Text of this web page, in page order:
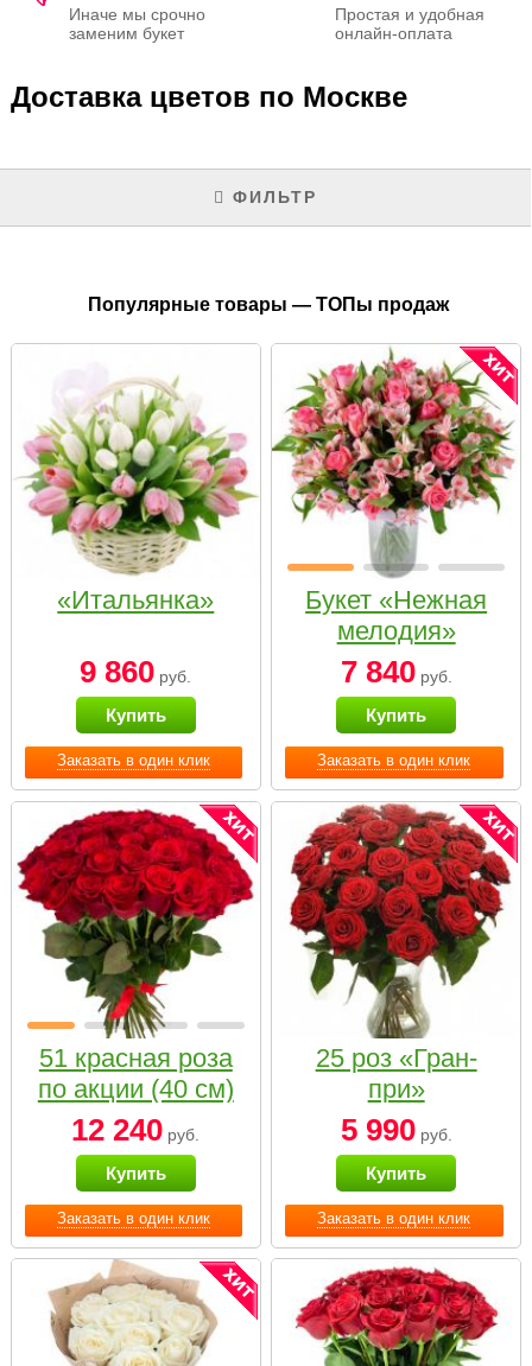
Иначе мы срочно
заменим букет
Простая и удобная
онлайн-оплата
Доставка цветов по Москве
ФИЛЬТР
Популярные товары — ТОПы продаж
Заказать в один клик
«Итальянка»
9 860 руб.
Купить
Заказать в один клик
Букет «Нежная
мелодия»
7 840руб.
Купить
Заказать в один клик
51 красная роза
по акции (40 см)
12 240 руб.
Купить
Заказать в один клик
25 роз «Гран-
при»
5 990руб.
Купить